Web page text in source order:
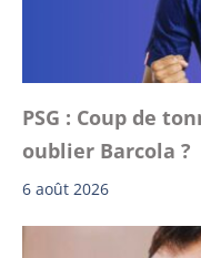
PSG : Coup de
oublier Barcola ?
6 août 2026